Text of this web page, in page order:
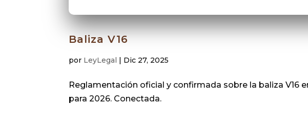
Baliza V16
por LeyLegal | Dic 27, 2025
Reglamentación oficial y confirmada sobre la baliza V16
para 2026. Conectada.